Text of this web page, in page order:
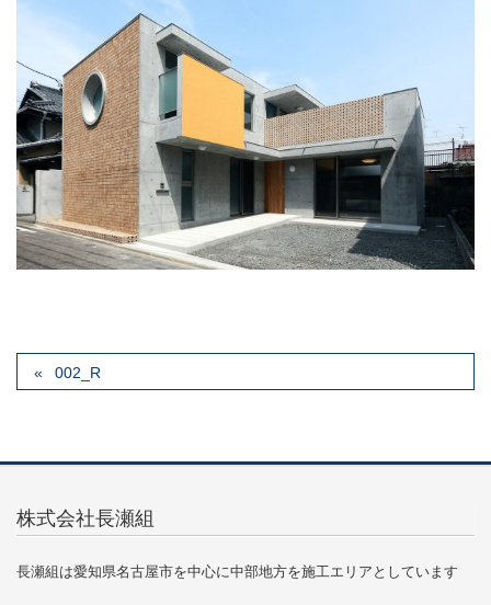
002_R
株式会社長瀬組
長瀬組は愛知県名古屋市を中心に中部地方を施工エリアとしています